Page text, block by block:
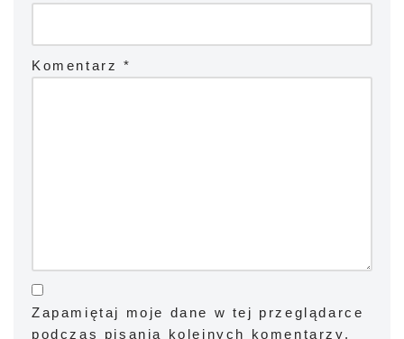
Komentarz *
Zapamiętaj moje dane w tej przeglądarce
podczas pisania kolejnych komentarzy.